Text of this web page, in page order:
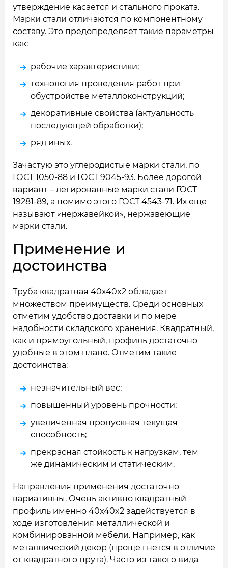
утверждение касается и стального проката.
Марки стали отличаются по компонентному
составу. Это предопределяет такие параметры
как:
рабочие характеристики;
технология проведения работ при
обустройстве металлоконструкций;
декоративные свойства (актуальность
последующей обработки);
ряд иных.
Зачастую это углеродистые марки стали, по
ГОСТ 1050-88 и ГОСТ 9045-93. Более дорогой
вариант – легированные марки стали ГОСТ
19281-89, а помимо этого ГОСТ 4543-71. Их еще
называют «нержавейкой», нержавеющие
марки стали.
Применение и
достоинства
Труба квадратная 40x40x2 обладает
множеством преимуществ. Среди основных
отметим удобство доставки и по мере
надобности складского хранения. Квадратный,
как и прямоугольный, профиль достаточно
удобные в этом плане. Отметим такие
достоинства:
незначительный вес;
повышенный уровень прочности;
увеличенная пропускная текущая
способность;
прекрасная стойкость к нагрузкам, тем
же динамическим и статическим.
Направления применения достаточно
вариативны. Очень активно квадратный
профиль именно 40x40x2 задействуется в
ходе изготовления металлической и
комбинированной мебели. Например, как
металлический декор (проще гнется в отличие
от квадратного прута). Часто из такого вида